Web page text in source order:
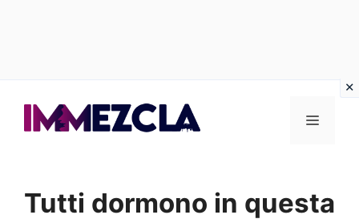
Menu
Tutti dormono in questa